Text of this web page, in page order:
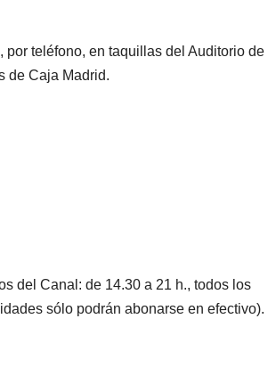
teléfono, en taquillas del Auditorio de
de Caja Madrid.
del Canal: de 14.30 a 21 h., todos los
sólo podrán abonarse en efectivo).